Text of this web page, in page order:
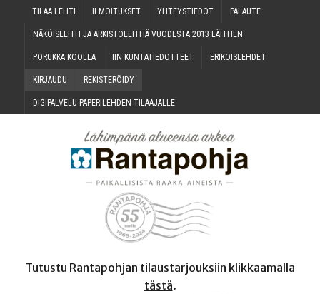
TILAA LEH­TI ILMOI­TUK­SET YHTEYS­TIE­DOT PALAU­TE
NÄKÖIS­LEH­TI JA ARKIS­TO­LEH­TIÄ VUO­DES­TA 2013 LÄHTIEN
PORUK­KA KOOLLA IIN KUN­TA­TIE­DOT­TEET ERI­KOIS­LEH­DET
KIR­JAU­DU REKIS­TE­RÖI­DY
DIGI­PAL­VE­LU PAPE­RI­LEH­DEN TILAAJALLE
Tutustu Rantapohjan tilaustarjouksiin klikkaamalla
tästä.